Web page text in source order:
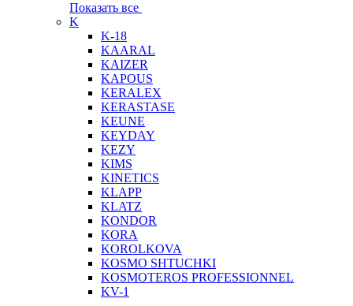
Показать все
K
K-18
KAARAL
KAIZER
KAPOUS
KERALEX
KERASTASE
KEUNE
KEYDAY
KEZY
KIMS
KINETICS
KLAPP
KLATZ
KONDOR
KORA
KOROLKOVA
KOSMO SHTUCHKI
KOSMOTEROS PROFESSIONNEL
KV-1